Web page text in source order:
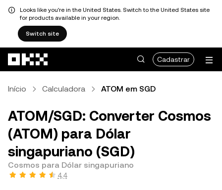
Looks like you're in the United States. Switch to the United States site
for products available in your region.
Switch site
Cadastrar
Início Calculadora ATOM em SGD
ATOM/SGD: Converter Cosmos
(ATOM) para Dólar
singapuriano (SGD)
Cosmos para Dólar singapuriano
4,4